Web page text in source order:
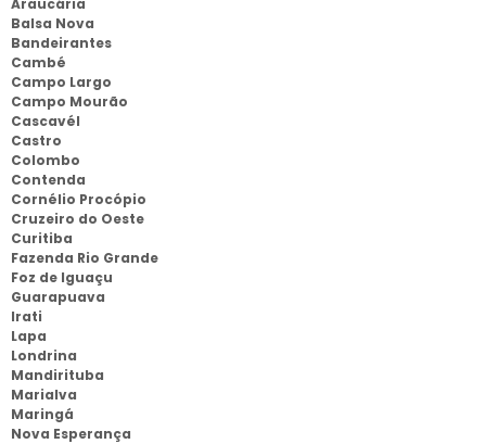
Araucária
Balsa Nova
Bandeirantes
Cambé
Campo Largo
Campo Mourão
Cascavél
Castro
Colombo
Contenda
Cornélio Procópio
Cruzeiro do Oeste
Curitiba
Fazenda Rio Grande
Foz de Iguaçu
Guarapuava
Irati
Lapa
Londrina
Mandirituba
Marialva
Maringá
Nova Esperança